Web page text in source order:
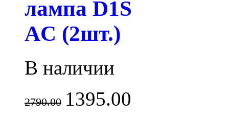
лампа D1S
AC (2шт.)
В наличии
2790.00 1395.00